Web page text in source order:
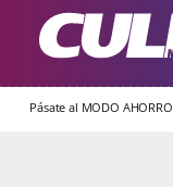
Pásate al MODO AHORRO